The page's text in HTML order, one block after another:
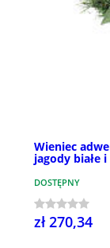
Wieniec
jagody białe
DOSTĘPNY
zł 270,34